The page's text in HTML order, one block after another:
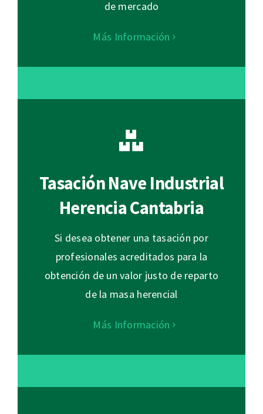
de mercado
Más Información
Tasación Nave Industrial
Herencia Cantabria
Si desea obtener una tasación por
profesionales acreditados para la
obtención de un valor justo de reparto
de la masa herencial
Más Información